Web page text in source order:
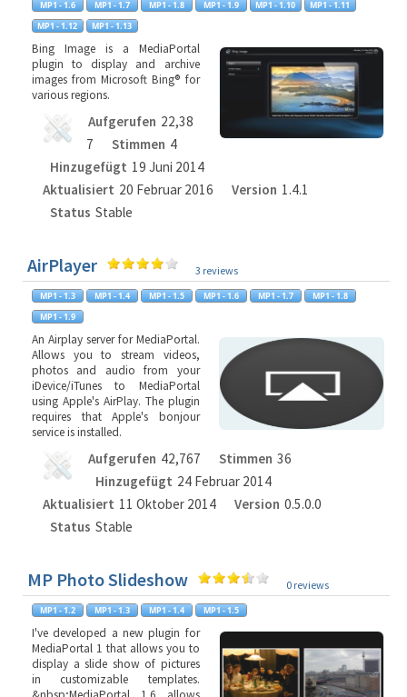
Bing Image is a MediaPortal
plugin to display and archive
images from Microsoft Bing® for
various regions.
Aufgerufen 22,38
7
Stimmen 4
Hinzugefügt 19 Juni 2014
Aktualisiert 20 Februar 2016 Version 1.4.1
Status Stable
AirPlayer 3 reviews
An Airplay server for MediaPortal.
Allows you to stream videos,
photos and audio from your
iDevice/iTunes to MediaPortal
using Apple's AirPlay. The plugin
requires that Apple's bonjour
service is installed.
Aufgerufen 42,767 Stimmen 36
Hinzugefügt 24 Februar 2014
Aktualisiert 11 Oktober 2014 Version 0.5.0.0
Status Stable
MP Photo Slideshow 0 reviews
I've developed a new plugin for
MediaPortal 1 that allows you to
display a slide show of pictures
in customizable templates.